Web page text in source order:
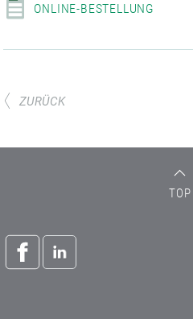
ONLINE-BESTELLUNG
ZURÜCK
TOP